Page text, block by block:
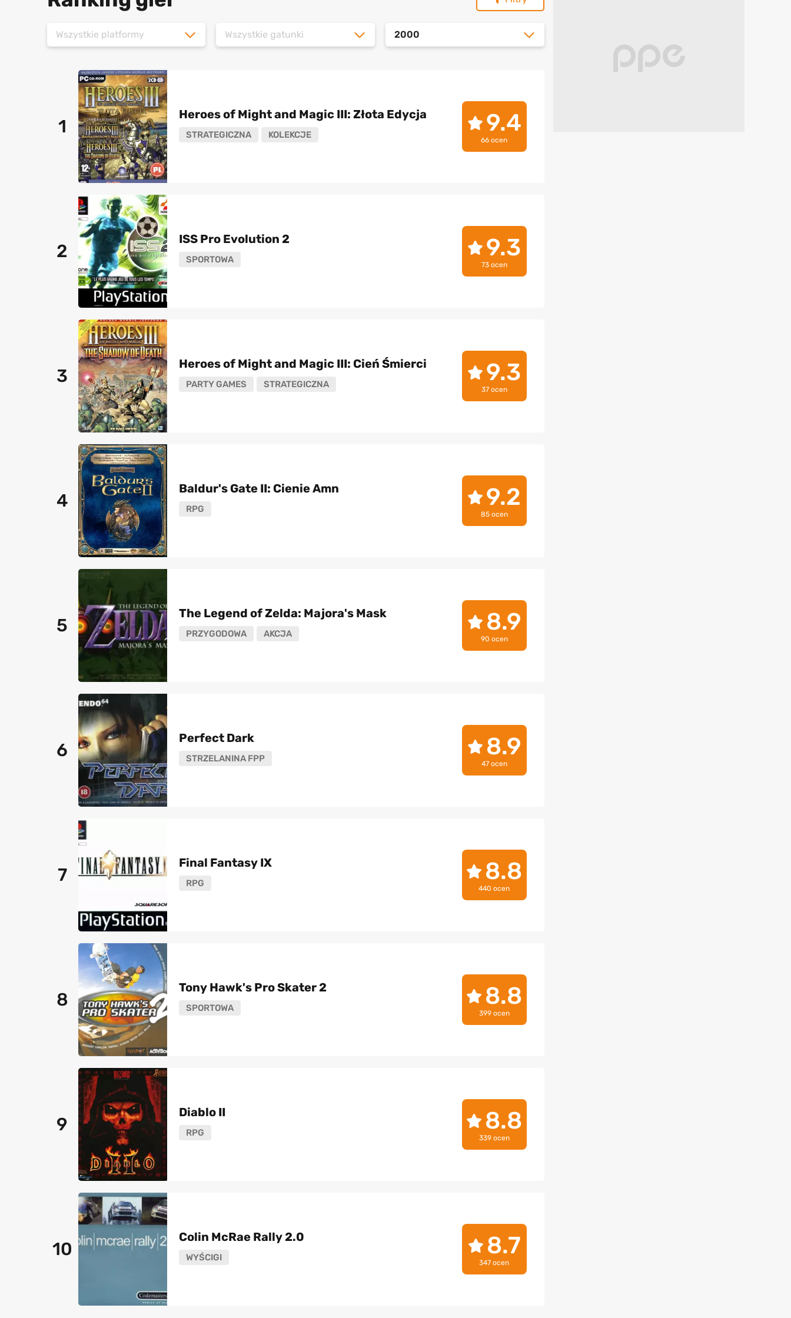
Wszystkie platformy Wszystkie gatunki 2000
1
Heroes of Might and Magic III: Złota Edycja
STRATEGICZNA KOLEKCJE 9.4
66 ocen
2
ISS Pro Evolution 2
SPORTOWA 9.3
73 ocen
3
Heroes of Might and Magic III: Cień Śmierci
PARTY GAMES STRATEGICZNA 9.3
37 ocen
4
Baldur's Gate II: Cienie Amn
RPG 9.2
85 ocen
5
The Legend of Zelda: Majora's Mask
PRZYGODOWA AKCJA 8.9
90 ocen
6
Perfect Dark
STRZELANINA FPP 8.9
47 ocen
7
Final Fantasy IX
RPG 8.8
440 ocen
8
Tony Hawk's Pro Skater 2
SPORTOWA 8.8
399 ocen
9
Diablo II
RPG 8.8
339 ocen
10
Colin McRae Rally 2.0
WYŚCIGI 8.7
347 ocen